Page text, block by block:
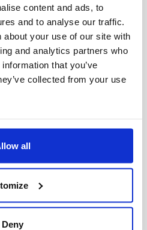
content and ads, to
and to analyse our traffic.
about your use of our site with
and analytics partners who
that you’ve
collected from your use
all
Deny
3
Direkt/Indirekt